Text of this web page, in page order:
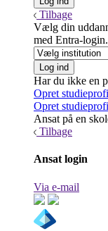
Tilbage
Vælg din
med Entra-login.
Har du ikke en
Opret
Opret
Ansat på en
Tilbage
Ansat login
Via e-mail